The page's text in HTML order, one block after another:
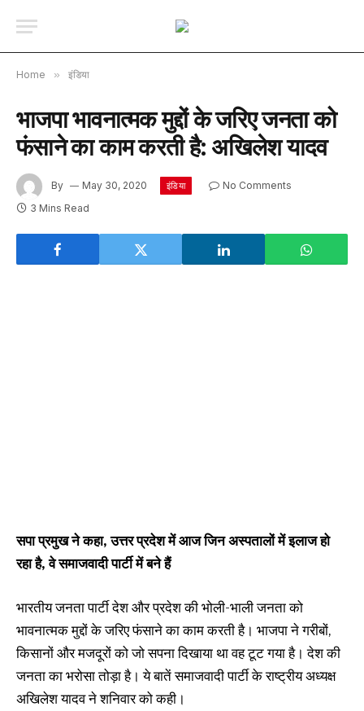
Home » इंडिया
भाजपा भावनात्मक मुद्दों के जरिए जनता को
फंसाने का काम करती है: अखिलेश यादव
By May 30, 2020 इंडिया
No Comments
3 Mins Read
सपा प्रमुख ने कहा, उत्तर प्रदेश में आज जिन अस्पतालों में इलाज हो
रहा है, वे समाजवादी पार्टी में बने हैं
भारतीय जनता पार्टी देश और प्रदेश की भोली-भाली जनता को
भावनात्मक मुद्दों के जरिए फंसाने का काम करती है। भाजपा ने गरीबों,
किसानों और मजदूरों को जो सपना दिखाया था वह टूट गया है। देश की
जनता का भरोसा तोड़ा है। ये बातें समाजवादी पार्टी के राष्ट्रीय अध्यक्ष
अखिलेश यादव ने शनिवार को कही।